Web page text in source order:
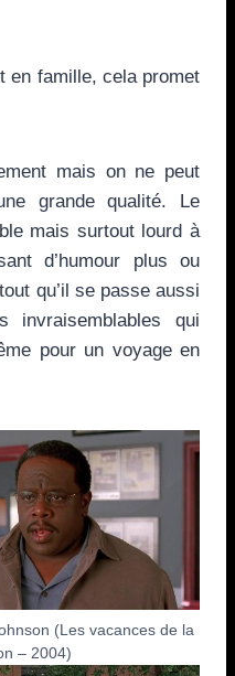
en famille, cela promet
mais on ne peut
grande qualité. Le
mais surtout lourd à
d’humour plus ou
qu’il se passe aussi
invraisemblables qui
pour un voyage en
(Les vacances de la
– 2004)